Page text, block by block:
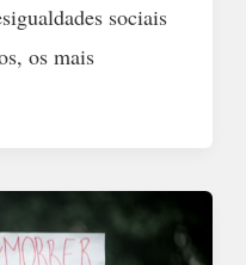
sociais
os mais